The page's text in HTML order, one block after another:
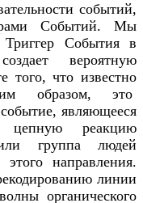
событий,
Событий. Мы
События в
вероятную
того, что известно
образом, это
являющееся
цепную реакцию
или группа людей
направления.
линии
органического